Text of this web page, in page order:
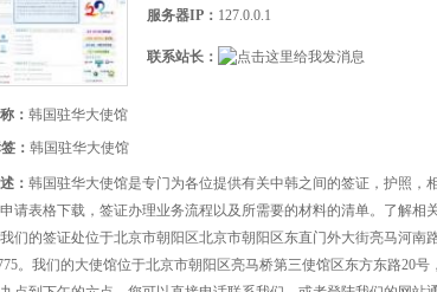
服务器IP： 127.0.0.1
联系站长：
： 韩国驻华大使馆
： 韩国驻华大使馆
： 韩国驻华大使馆是专门为各位提供有关中韩之间的签证，护照，
请表格下载，签证办理业务流程以及所需要的材料的清单。了解相
们的签证处位于北京市朝阳区北京市朝阳区东直门外大街亮马河南
。我们的大使馆位于北京市朝阳区亮马桥第三使馆区东方东路20号